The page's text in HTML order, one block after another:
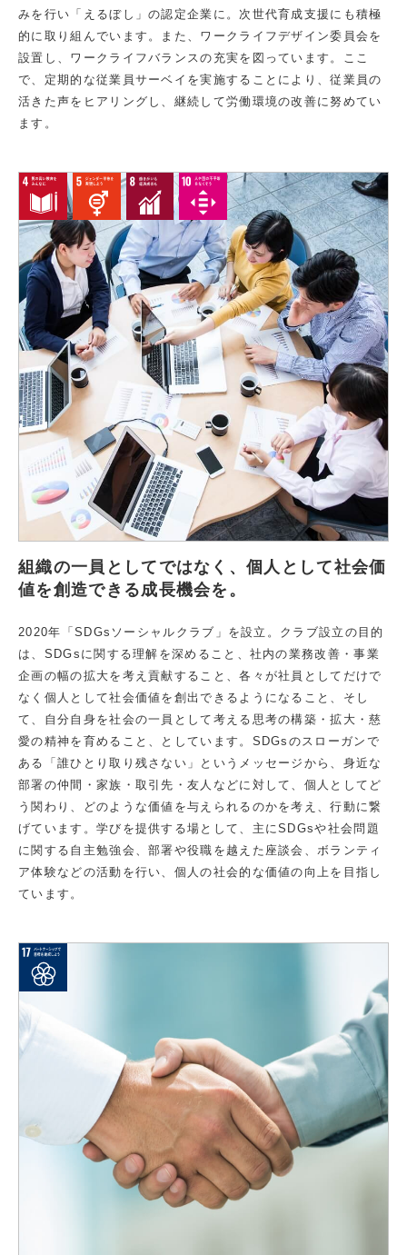
みを行い「えるぼし」の認定企業に。次世代育成支援にも積極
的に取り組んでいます。また、ワークライフデザイン委員会を
設置し、ワークライフバランスの充実を図っています。ここ
で、定期的な従業員サーベイを実施することにより、従業員の
活きた声をヒアリングし、継続して労働環境の改善に努めてい
ます。
組織の一員としてではなく、個人として社会価
値を創造できる成長機会を。
2020年「SDGsソーシャルクラブ」を設立。クラブ設立の目的
は、SDGsに関する理解を深めること、社内の業務改善・事業
企画の幅の拡大を考え貢献すること、各々が社員としてだけで
なく個人として社会価値を創出できるようになること、そし
て、自分自身を社会の一員として考える思考の構築・拡大・慈
愛の精神を育めること、としています。SDGsのスローガンで
ある「誰ひとり取り残さない」というメッセージから、身近な
部署の仲間・家族・取引先・友人などに対して、個人としてど
う関わり、どのような価値を与えられるのかを考え、行動に繋
げています。学びを提供する場として、主にSDGsや社会問題
に関する自主勉強会、部署や役職を越えた座談会、ボランティ
ア体験などの活動を行い、個人の社会的な価値の向上を目指し
ています。